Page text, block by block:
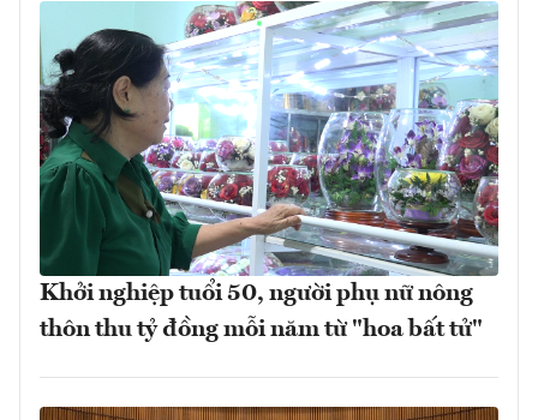
Khởi nghiệp tuổi 50, người phụ nữ nông
thôn thu tỷ đồng mỗi năm từ "hoa bất tử"